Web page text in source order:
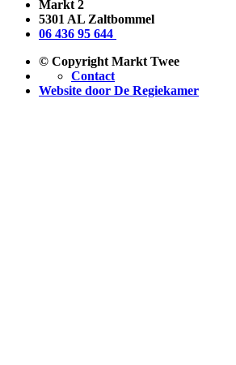
Markt 2
5301 AL Zaltbommel
06 436 95 644
© Copyright Markt Twee
Contact
Website door De Regiekamer